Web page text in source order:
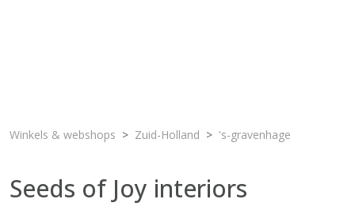
Winkels & webshops Zuid-Holland 's-gravenhage
Seeds of Joy interiors